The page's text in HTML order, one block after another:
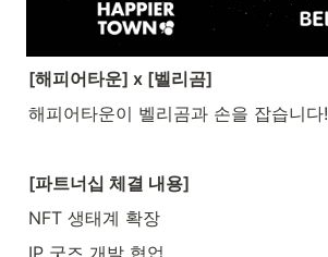
[해피어타운] x [벨리곰]
해피어타운이 벨리곰과 손을 잡습니다!
[파트너십 체결 내용]
NFT 생태계 확장